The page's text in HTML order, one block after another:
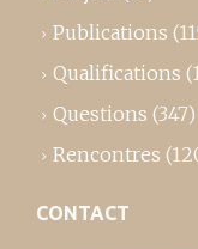
Publications
Qualifications
Questions (347)
Rencontres
CONTACT